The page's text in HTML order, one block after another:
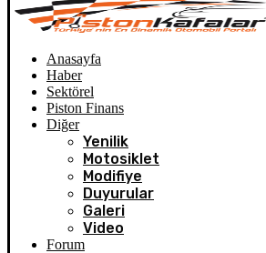
Anasayfa
Haber
Sektörel
Piston Finans
Diğer
Yenilik
Motosiklet
Modifiye
Duyurular
Galeri
Video
Forum